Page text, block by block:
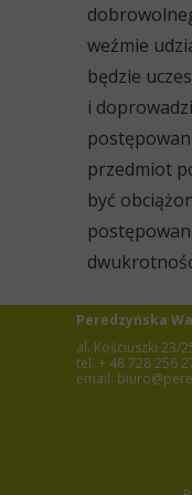
weźmie
będzie
i
przedmiot
być
Peredzyńska
al. Kościuszki 23/
tel. + 48 728 256
email: